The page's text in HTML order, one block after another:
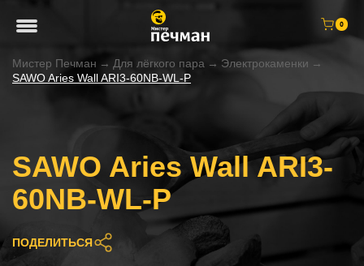
0
Мистер Печман → Для лёгкого пара → Электрокаменки →
SAWO Aries Wall ARI3-60NB-WL-P
SAWO Aries Wall ARI3-
60NB-WL-P
ПОДЕЛИТЬСЯ